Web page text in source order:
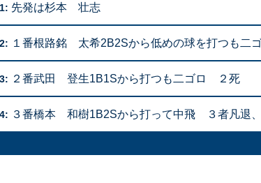
1: 先発は杉本 壮志
2: １番根路銘 太希2B2Sから低めの球を打つも二
3: ２番武田 登生1B1Sから打つも二ゴロ ２死
4: ３番橋本 和樹1B2Sから打って中飛 ３者凡退